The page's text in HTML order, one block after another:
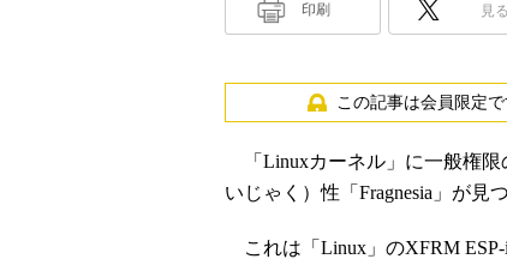
印刷 見る
この記事は会員限定で
「Linuxカーネル」に一般権限
いじゃく）性「Fragnesia」が見
これは「Linux」のXFRM